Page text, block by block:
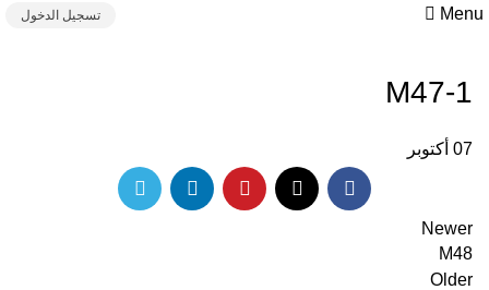
Menu تسجيل الدخول
M47-1
07 أكتوبر
Newer
M48
Older